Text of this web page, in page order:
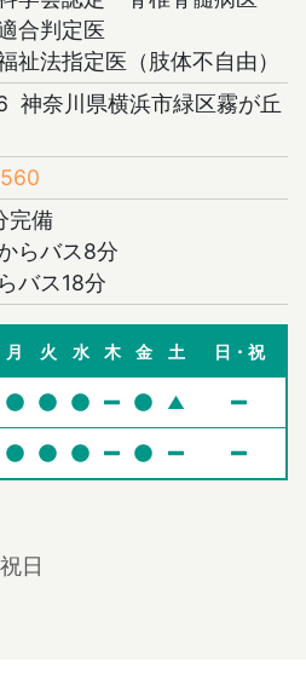
合判定医
祉法指定医（肢体不自由）
神奈川県横浜市緑区霧が丘
完備
らバス8分
バス18分
月 火 水 木 金 土 日・祝
▲
日